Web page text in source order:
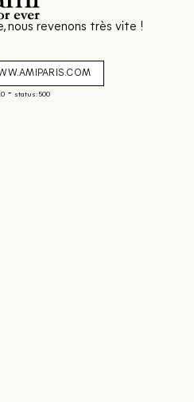
nous revenons très vite !
- status: 500